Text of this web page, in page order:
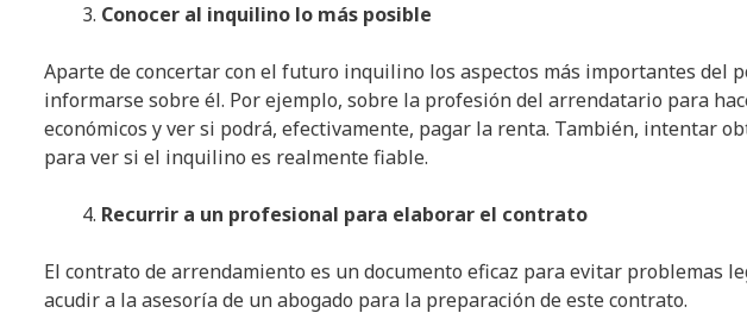
Conocer al inquilino lo más posible
Aparte de concertar con el futuro inquilino los aspectos más importantes del
informarse sobre él. Por ejemplo, sobre la profesión del arrendatario para
económicos y ver si podrá, efectivamente, pagar la renta. También, intentar
para ver si el inquilino es realmente fiable.
Recurrir a un profesional para elaborar el contrato
El contrato de arrendamiento es un documento eficaz para evitar problemas
acudir a la asesoría de un abogado para la preparación de este contrato.